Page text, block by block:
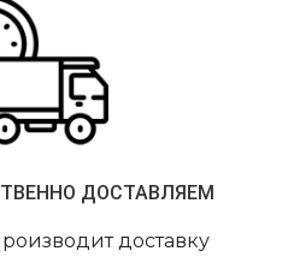
ДОСТАВЛЯЕМ
доставку